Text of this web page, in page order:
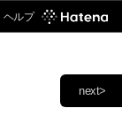
ヘルプ
next>